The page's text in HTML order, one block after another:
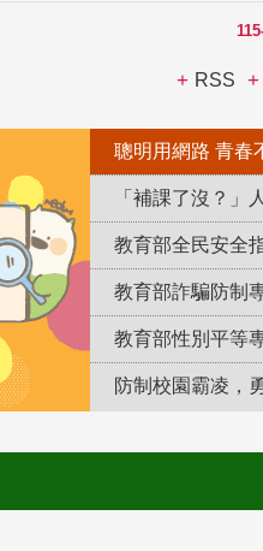
RSS
聰明用網路 青春
教育部全民安全
教育部詐騙防制
教育部性別平等